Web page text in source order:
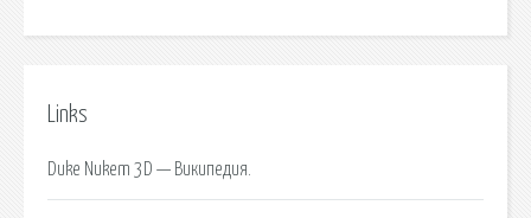
Links
Duke Nukem 3D — Википедия.